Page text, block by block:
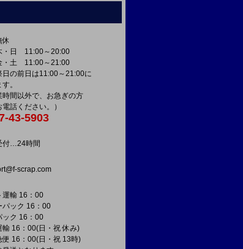
休
・日 11:00～20:00
土 11:00～21:00
の前日は11:00～21:00に
。
時間以外で、お急ぎの方
話ください。）
43-5903
付…24時間
scrap.com
運輸 16：00
パック 16：00
ック 16：00
輸 16：00(日・祝 休み)
便 16：00(日・祝 13時)